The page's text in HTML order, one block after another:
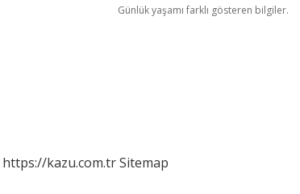
Günlük yaşamı farklı gösteren bilgiler.
https://kazu.com.trSitemap